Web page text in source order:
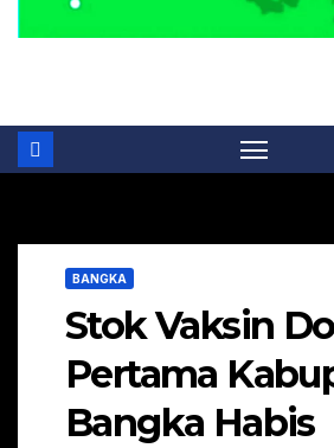
BANGKA
Stok Vaksin
Pertama
Bangka Habis